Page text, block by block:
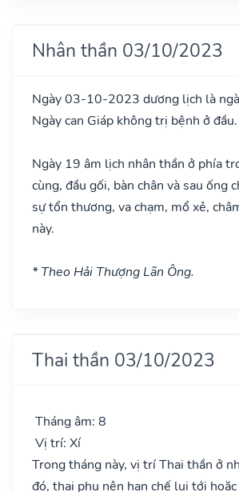
Nhân thần 03/10/2023
Ngày 03-10-2023 dương lịch là
Ngày can Giáp không trị bệnh ở đầu.
Ngày 19 âm lịch nhân thần ở phía
cùng, đầu gối, bàn chân và sau ống
sự tổn thương, va chạm, mổ xẻ,
này.
* Theo Hải Thượng Lãn Ông.
Thai thần 03/10/2023
Tháng âm: 8
Vị trí: Xí
Trong tháng này, vị trí Thai thần ở
đó, thai phụ nên hạn chế lui tới